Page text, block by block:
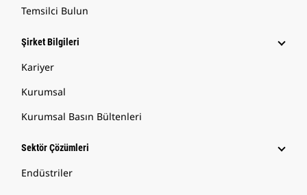
Temsilci Bulun
Şirket Bilgileri
Kariyer
Kurumsal
Kurumsal Basın Bültenleri
Sektör Çözümleri
Endüstriler